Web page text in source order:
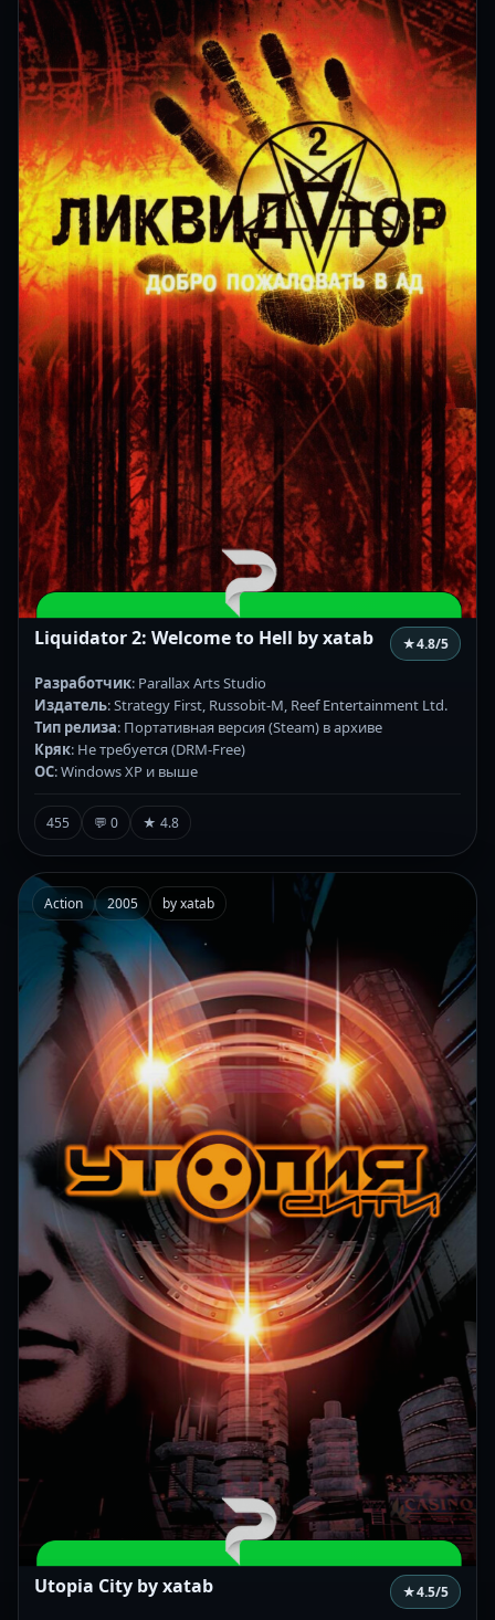
Liquidator 2: Welcome to Hell by xatab ★4.8/5
Разработчик: Parallax Arts Studio
Издатель: Strategy First, Russobit-M, Reef Entertainment Ltd.
Тип релиза: Портативная версия (Steam) в архиве
Кряк: Не требуется (DRM-Free)
ОС: Windows XP и выше
455 💬 0 ★ 4.8
Action 2005 by xatab
Utopia City by xatab ★4.5/5